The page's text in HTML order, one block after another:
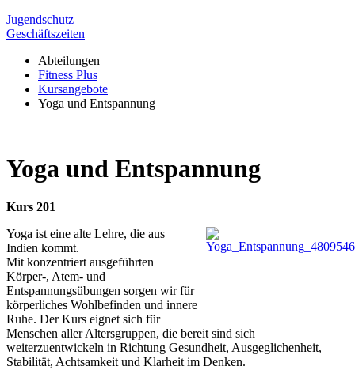
Jugendschutz
Geschäftszeiten
Abteilungen
Fitness Plus
Kursangebote
Yoga und Entspannung
Yoga und Entspannung
Kurs 201
Yoga ist eine alte Lehre, die aus
Indien kommt.
Mit konzentriert ausgeführten
Körper-, Atem- und
Entspannungsübungen sorgen wir für
körperliches Wohlbefinden und innere
Ruhe. Der Kurs eignet sich für
Menschen aller Altersgruppen, die bereit sind sich
weiterzuentwickeln in Richtung Gesundheit, Ausgeglichenheit,
Stabilität, Achtsamkeit und Klarheit im Denken.